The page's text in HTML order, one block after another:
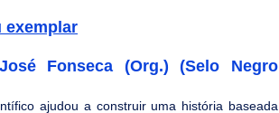
exemplar
Fonseca (Org.) (Selo Negro
ajudou a construir uma história baseada